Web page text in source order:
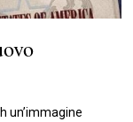
un’immagine